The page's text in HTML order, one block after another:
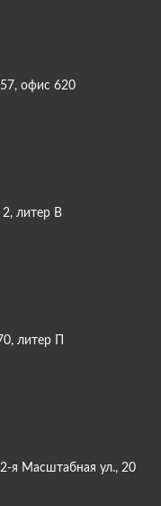
офис 620
2, литер В
литер П
я Масштабная ул., 20